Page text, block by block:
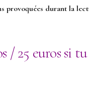
provoquées durant la
/ 25 euros si